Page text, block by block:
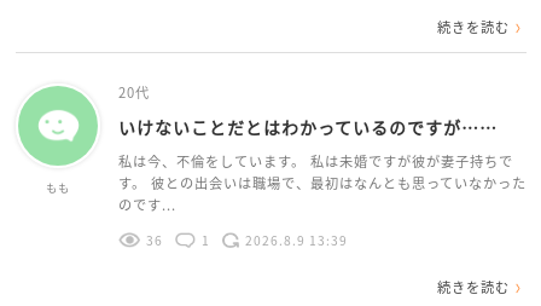
続きを読む
もも
20代
いけないことだとはわかっているのですが……
私は今、不倫をしています。 私は未婚ですが彼が妻子持ちで
す。 彼との出会いは職場で、最初はなんとも思っていなかった
のです...
36 1 2026.8.9 13:39
続きを読む